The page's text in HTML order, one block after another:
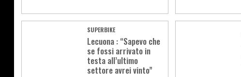
SUPERBIKE
Lecuona : “Sapevo che
se fossi arrivato in
testa all’ultimo
settore avrei vinto”